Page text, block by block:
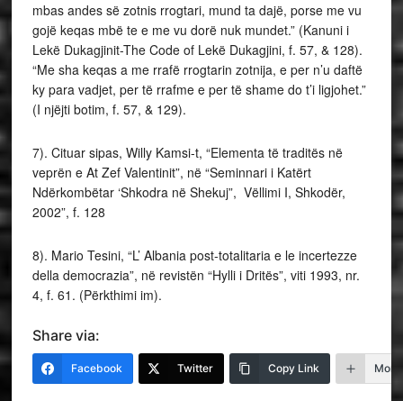
mbas andes së zotnis rrogtari, mund ta dajë, porse me vu
gojë keqas mbë te e me vu dorë nuk mundet.” (Kanuni i
Lekë Dukagjinit-The Code of Lekë Dukagjini, f. 57, & 128).
“Me sha keqas a me rrafë rrogtarin zotnija, e per n’u daftë
ky para vadjet, per të rrafme e per të shame do t’i ligjohet.”
(I njëjti botim, f. 57, & 129).
7). Cituar sipas, Willy Kamsi-t, “Elementa të traditës në
veprën e At Zef Valentinit”, në “Seminnari i Katërt
Ndërkombëtar ‘Shkodra në Shekuj”, Vëllimi I, Shkodër,
2002”, f. 128
8). Mario Tesini, “L’ Albania post-totalitaria e le incertezze
della democrazia”, në revistën “Hylli i Dritës”, viti 1993, nr.
4, f. 61. (Përkthimi im).
Share via:
Facebook Twitter Copy Link More